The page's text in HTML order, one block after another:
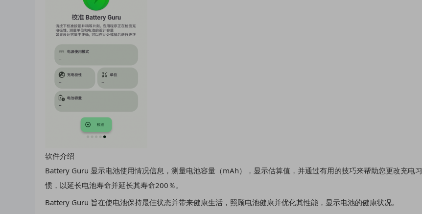
软件介绍
Battery Guru 显示电池使用情况信息，测量电池容量（mAh），显示估算值，并通过有用的技巧来帮助您更改充电习
惯，以延长电池寿命并延长其寿命200％。
Battery Guru 旨在使电池保持最佳状态并带来健康生活，照顾电池健康并优化其性能，显示电池的健康状况。